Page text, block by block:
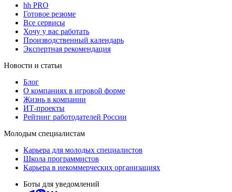
hh PRO
Готовое резюме
Все сервисы
Хочу у вас работать
Производственный календарь
Экспертная рекомендация
Новости и статьи
Блог
О компаниях в игровой форме
Жизнь в компании
ИТ-проекты
Рейтинг работодателей России
Молодым специалистам
Карьера для молодых специалистов
Школа программистов
Карьера в некоммерческих организациях
Боты для уведомлений